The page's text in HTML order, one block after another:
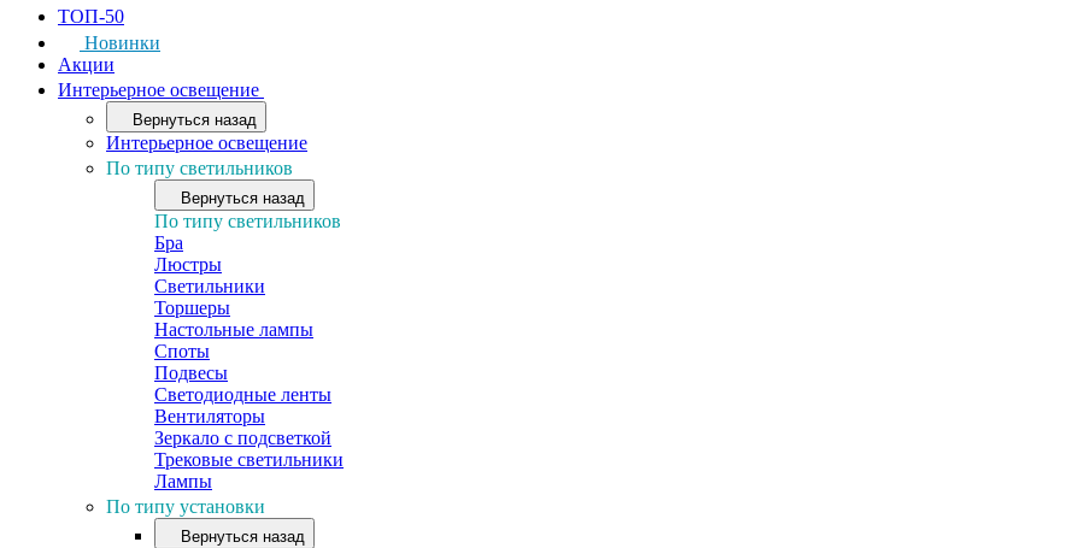
ТОП-50
Новинки
Акции
Интерьерное освещение
Вернуться назад
Интерьерное освещение
По типу светильников
Вернуться назад
По типу светильников
Бра
Люстры
Светильники
Торшеры
Настольные лампы
Споты
Подвесы
Светодиодные ленты
Вентиляторы
Зеркало с подсветкой
Трековые светильники
Лампы
По типу установки
Вернуться назад